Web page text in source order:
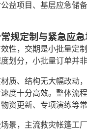
益项目、基层应急储
规定制与紧急应
性，交期是小批量定
划分，小批量订单并
质、结构无大幅改动
度十分高效。整体流
资更新、专项演练等
景，主流救灾帐篷工